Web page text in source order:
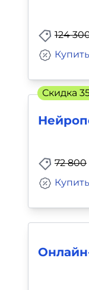
124
72 800
Скидка